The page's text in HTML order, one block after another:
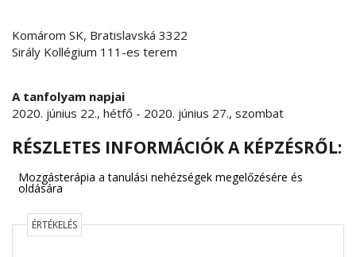
Komárom SK, Bratislavská 3322
Sirály Kollégium 111-es terem
A tanfolyam napjai
2020. június 22., hétfő - 2020. június 27., szombat
RÉSZLETES INFORMÁCIÓK A KÉPZÉSRŐL:
Mozgásterápia a tanulási nehézségek megelőzésére és
oldására
ÉRTÉKELÉS